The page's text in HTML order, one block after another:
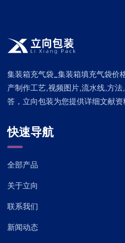
集装箱充气袋_集装箱填充气袋价
产制作工艺,视频图片,流水线,方
答，立向包装为您提供详细文献资
快速导航
全部产品
关于立向
联系我们
新闻动态